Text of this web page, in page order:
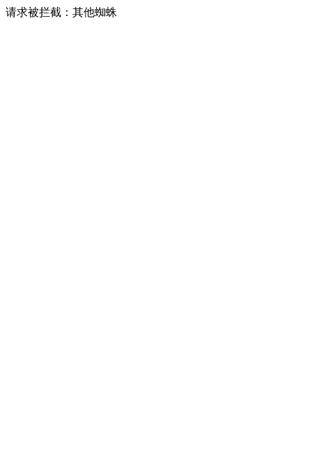
请求被拦截：其他蜘蛛